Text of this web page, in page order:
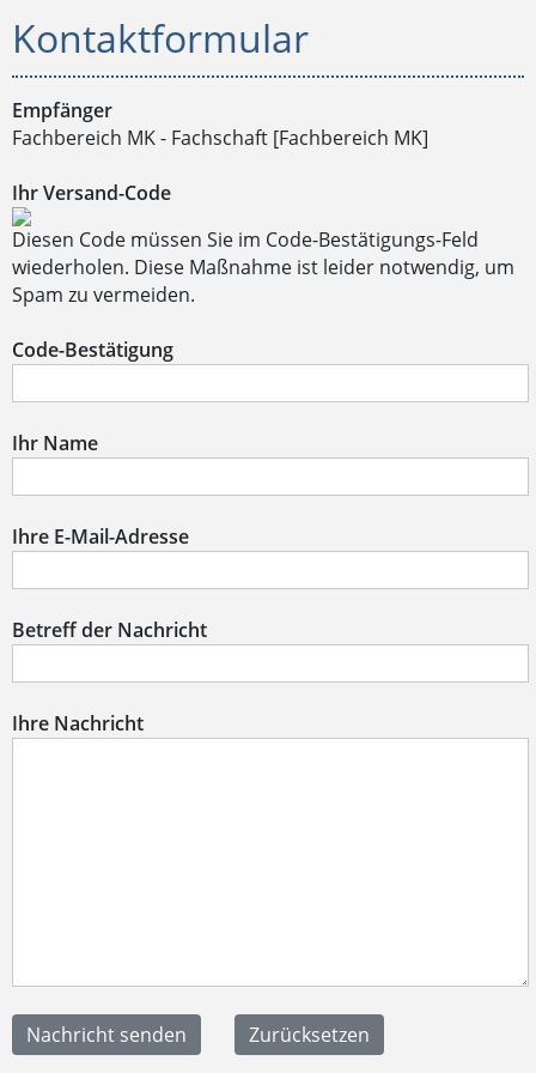
Kontaktformular
Empfänger
Fachbereich MK - Fachschaft [Fachbereich MK]
Ihr Versand-Code
Diesen Code müssen Sie im Code-Bestätigungs-Feld
wiederholen. Diese Maßnahme ist leider notwendig, um
Spam zu vermeiden.
Code-Bestätigung
Ihr Name
Ihre E-Mail-Adresse
Betreff der Nachricht
Ihre Nachricht